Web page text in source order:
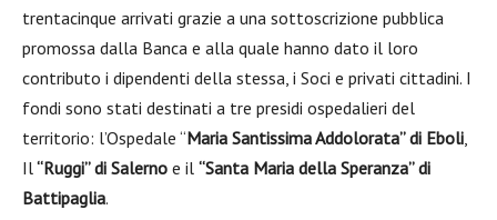
trentacinque arrivati grazie a una sottoscrizione pubblica
promossa dalla Banca e alla quale hanno dato il loro
contributo i dipendenti della stessa, i Soci e privati cittadini. I
fondi sono stati destinati a tre presidi ospedalieri del
territorio: l’Ospedale “Maria Santissima Addolorata” di Eboli,
Il“Ruggi” di Salerno e il “Santa Maria della Speranza” di
Battipaglia.